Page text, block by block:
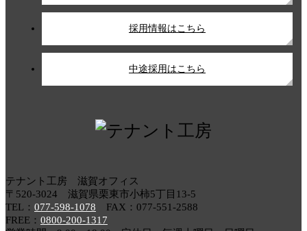
採用情報はこちら
中途採用はこちら
テナント工房 滋賀オフィス
〒520-3024 滋賀県栗東市小柿5丁目13-5
TEL： 077-598-1078 FAX：077-551-2588
FREE： 0800-200-1317